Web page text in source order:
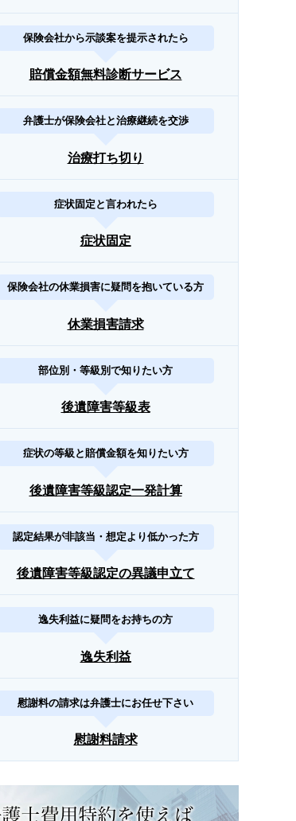
保険会社から示談案を提示されたら
賠償金額無料診断サービス
弁護士が保険会社と治療継続を交渉
治療打ち切り
症状固定と言われたら
症状固定
保険会社の休業損害に疑問を抱いている方
休業損害請求
部位別・等級別で知りたい方
後遺障害等級表
症状の等級と賠償金額を知りたい方
後遺障害等級認定一発計算
認定結果が非該当・想定より低かった方
後遺障害等級認定の異議申立て
逸失利益に疑問をお持ちの方
逸失利益
慰謝料の請求は弁護士にお任せ下さい
慰謝料請求